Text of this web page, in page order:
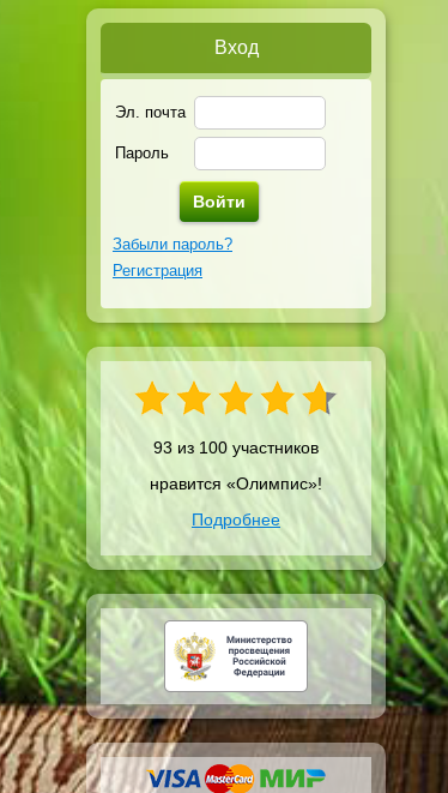
Вход
Эл. почта
Пароль
Забыли пароль?
Регистрация
93 из 100 участников
нравится «Олимпис»!
Подробнее